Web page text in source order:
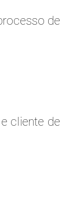
de
cliente de